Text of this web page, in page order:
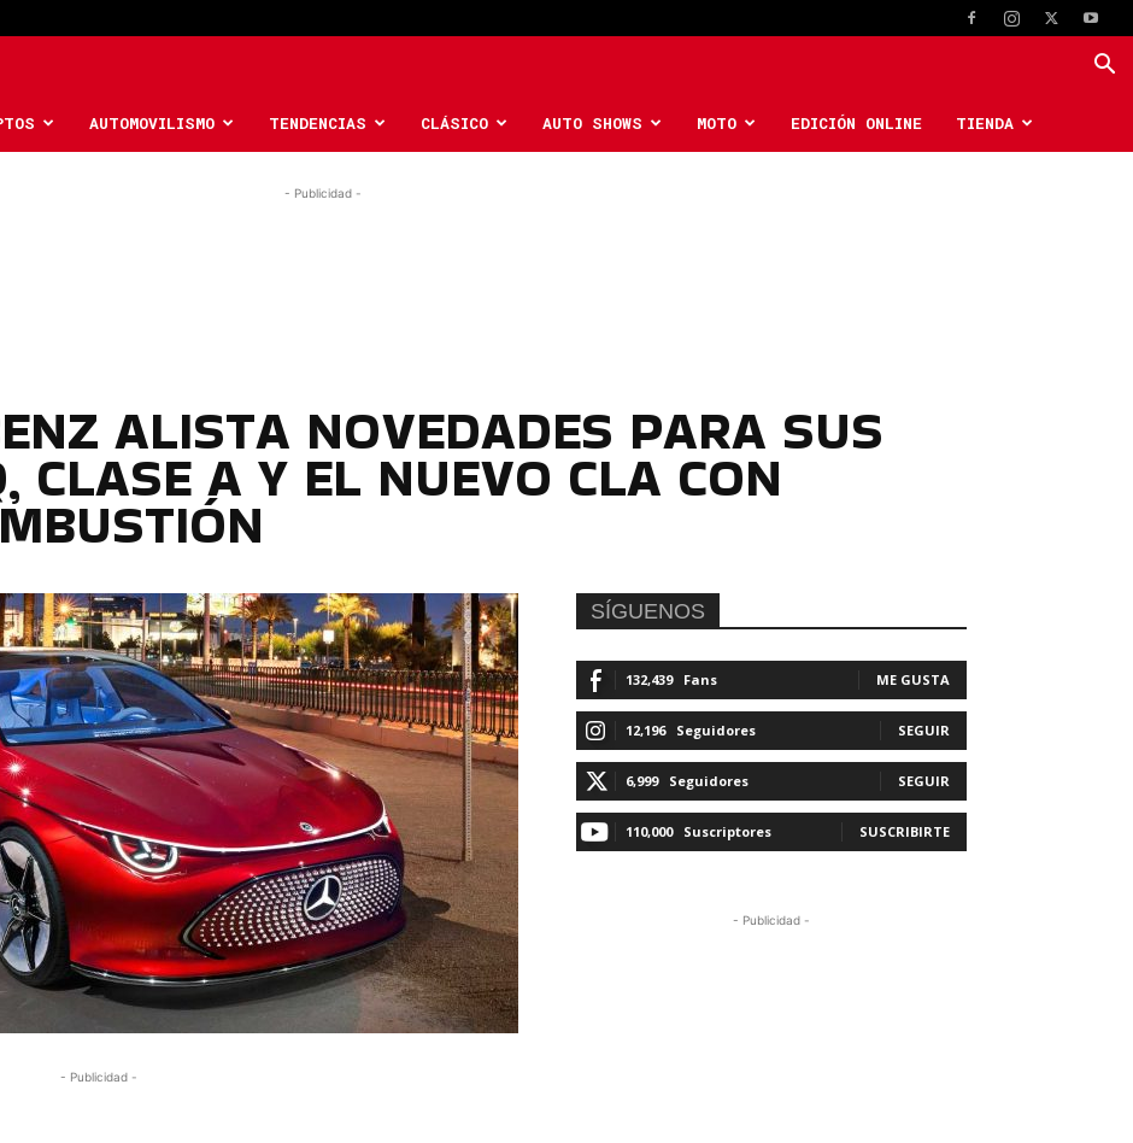
AUTOMOVILISMO TENDENCIAS CLÁSICO AUTO SHOWS MOTO EDICIÓN ONLINE TIENDA
- Publicidad -
ALISTA NOVEDADES PARA SUS
CLASE A Y EL NUEVO CLA CON
- Publicidad -
SÍGUENOS
132,439 Fans ME GUSTA
12,196 Seguidores SEGUIR
6,999 Seguidores SEGUIR
110,000 Suscriptores SUSCRIBIRTE
- Publicidad -